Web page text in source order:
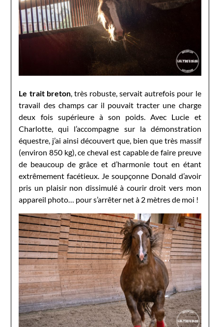
Le trait breton, très robuste, servait autrefois pour le
travail des champs car il pouvait tracter une charge
deux fois supérieure à son poids. Avec Lucie et
Charlotte, qui l’accompagne sur la démonstration
équestre, j’ai ainsi découvert que, bien que très massif
(environ 850 kg), ce cheval est capable de faire preuve
de beaucoup de grâce et d’harmonie tout en étant
extrêmement facétieux. Je soupçonne Donald d’avoir
pris un plaisir non dissimulé à courir droit vers mon
appareil photo… pour s’arrêter net à 2 mètres de moi !